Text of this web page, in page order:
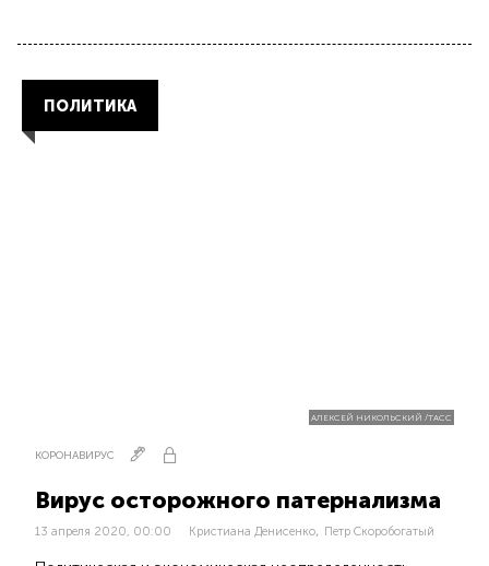
ПОЛИТИКА
КОРОНАВИРУС
Вирус осторожного патернализма
13 апреля 2020, 00:00 Кристиана Денисенко, Петр Скоробогатый
АЛЕКСЕЙ НИКОЛЬСКИЙ /ТАСС